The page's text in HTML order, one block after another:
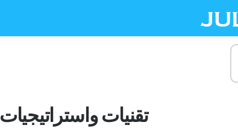
تقنيات واستراتيجيات